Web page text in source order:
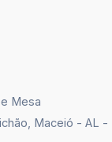
Mesa
Maceió - AL -